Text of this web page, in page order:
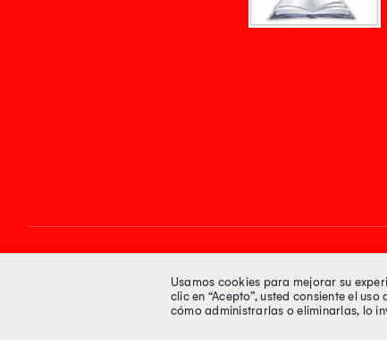
Síguenos enUsamos cookies para mejorar su
clic en “Acepto”, usted consiente el
cómo administrarlas o eliminarlas, lo